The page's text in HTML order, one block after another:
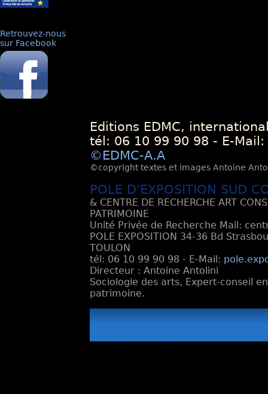
Retrouvez-nous
sur Facebook
Editions EDMC,
tél: 06 10 99 90 98 - E-Mail:
©EDMC-A.A
©copyright textes et images Antoine
POLE D'EXPOSITION SUD
& CENTRE DE RECHERCHE ART
PATRIMOINE
Unité Privée de Recherche Mail:
POLE EXPOSITION 34-36 Bd
TOULON
tél: 06 10 99 90 98 - E-Mail:
Directeur : Antoine Antolini
Sociologie des arts, Expert-conseil
patrimoine.